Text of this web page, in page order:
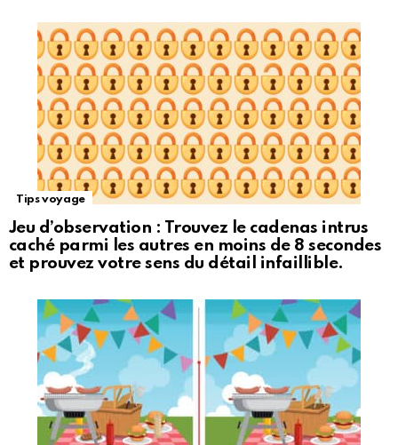
Tips voyage
Jeu d’observation : Trouvez le cadenas intrus
caché parmi les autres en moins de 8 secondes
et prouvez votre sens du détail infaillible.